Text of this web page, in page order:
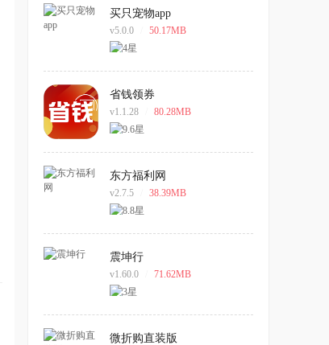
买只宠物app
v5.0.0 50.17MB
省钱领券
v1.1.28 80.28MB
东方福利网
v2.7.5 38.39MB
震坤行
v1.60.0 71.62MB
微折购直装版